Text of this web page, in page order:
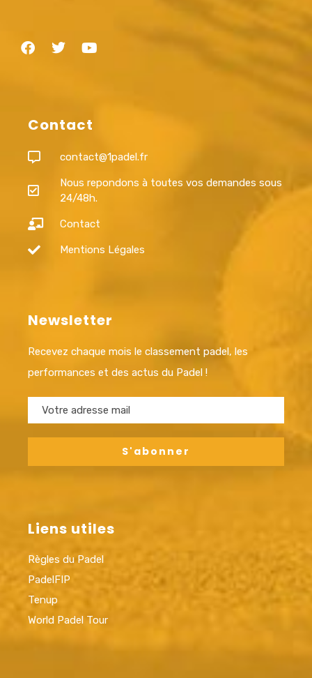
Contact
contact@1padel.fr
Nous repondons à toutes vos demandes sous
24/48h.
Contact
Mentions Légales
Newsletter
Recevez chaque mois le classement padel, les
performances et des actus du Padel !
Liens utiles
Règles du Padel
PadelFIP
Tenup
World Padel Tour